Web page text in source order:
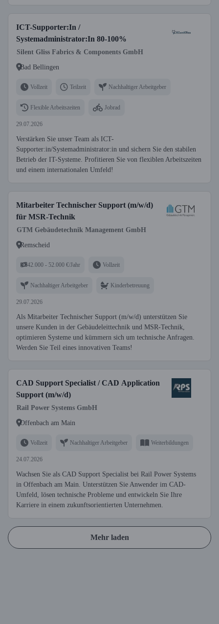
ICT-Supporter:In /
Systemadministrator:In 80-100%
Silent Gliss Fabrics & Components GmbH
Bad Bellingen
Vollzeit Teilzeit Nachhaltiger Arbeitgeber
Flexible Arbeitszeiten Jobrad
29.07.2026
Verstärken Sie unser Team als ICT-
Supporter:in/Systemadministrator:in und sichern Sie den stabilen
Betrieb der IT-Systeme. Profitieren Sie von flexiblen Arbeitszeiten
und einem internationalen Umfeld!
Mitarbeiter Technischer Support (m/w/d)
für MSR-Technik
GTM Gebäudetechnik Management GmbH
Remscheid
42.000 - 52.000 €/Jahr Vollzeit
Nachhaltiger Arbeitgeber Kinderbetreuung
29.07.2026
Als Mitarbeiter Technischer Support (m/w/d) unterstützen Sie
unsere Kunden in der Gebäudeleittechnik und MSR-Technik,
optimieren Systeme und kümmern sich um technische Anfragen.
Werden Sie Teil eines innovativen Teams!
CAD Support Specialist / CAD Application
Support (m/w/d)
Rail Power Systems GmbH
Offenbach am Main
Vollzeit Nachhaltiger Arbeitgeber Weiterbildungen
24.07.2026
Wachsen Sie als CAD Support Specialist bei Rail Power Systems
in Offenbach am Main. Unterstützen Sie Anwender im CAD-
Umfeld, lösen technische Probleme und entwickeln Sie Ihre
Karriere in einem zukunftsorientierten Unternehmen.
Mehr laden